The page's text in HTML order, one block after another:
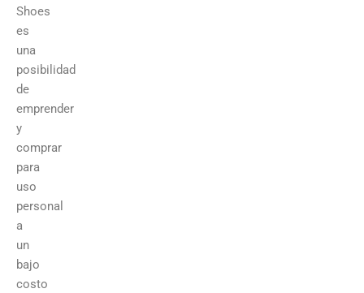
Shoes
es
una
posibilidad
de
emprender
y
comprar
para
uso
personal
a
un
bajo
costo